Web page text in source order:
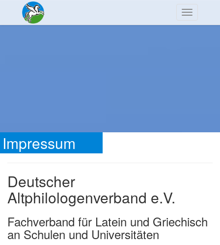
Navigation
Impressum
Deutscher
Altphilologenverband e.V.
Fachverband für Latein und Griechisch
an Schulen und Universitäten